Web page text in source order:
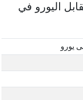
مقابل اليورو في